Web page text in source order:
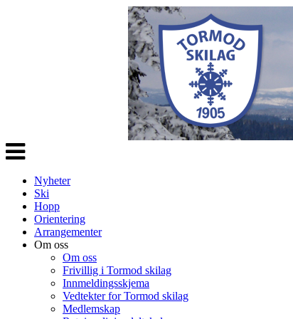
Veksle
navigasjon
Nyheter
Ski
Hopp
Orientering
Arrangementer
Om oss
Om oss
Frivillig i Tormod skilag
Innmeldingsskjema
Vedtekter for Tormod skilag
Medlemskap